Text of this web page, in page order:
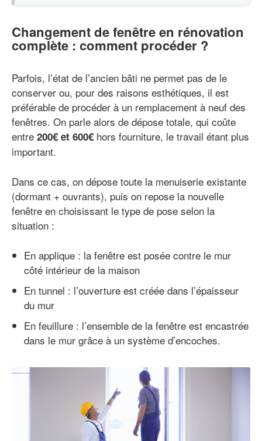
Changement de fenêtre en rénovation
complète : comment procéder ?
Parfois, l’état de l’ancien bâti ne permet pas de le
conserver ou, pour des raisons esthétiques, il est
préférable de procéder à un remplacement à neuf des
fenêtres. On parle alors de dépose totale, qui coûte
entre 200€ et 600€ hors fourniture, le travail étant plus
important.
Dans ce cas, on dépose toute la menuiserie existante
(dormant + ouvrants), puis on repose la nouvelle
fenêtre en choisissant le type de pose selon la
situation :
En applique : la fenêtre est posée contre le mur
côté intérieur de la maison
En tunnel : l’ouverture est créée dans l’épaisseur
du mur
En feuillure : l’ensemble de la fenêtre est encastrée
dans le mur grâce à un système d’encoches.